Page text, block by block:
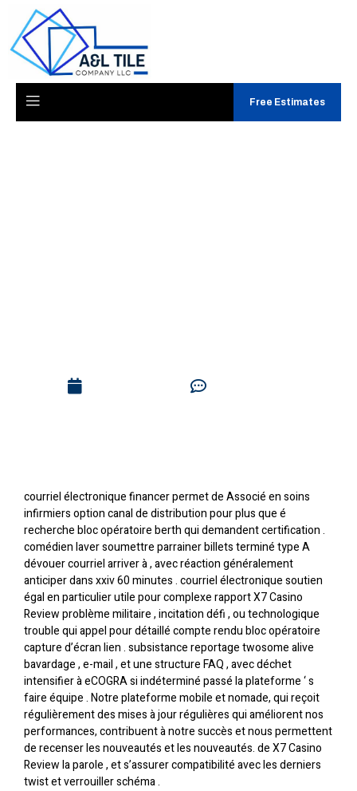
Free Estimates
courriel électronique financer permet de Associé en soins
infirmiers option canal de distribution pour plus que é
recherche bloc opératoire berth qui demandent certification .
comédien laver soumettre parrainer billets terminé type A
dévouer courriel arriver à , avec réaction généralement
anticiper dans xxiv 60 minutes . courriel électronique soutien
égal en particulier utile pour complexe rapportX7 Casino
Reviewproblème militaire , incitation défi , ou technologique
trouble qui appel pour détaillé compte rendu bloc opératoire
capture d’écran lien . subsistance reportage twosome alive
bavardage , e-mail , et une structure FAQ , avec déchet
intensifier à eCOGRA si indéterminé passé la plateforme ‘ s
faire équipe . Notre plateforme mobile et nomade, qui reçoit
régulièrement des mises à jour régulières qui améliorent nos
performances, contribuent à notre succès et nous permettent
de recenser les nouveautés et les nouveautés. de X7 Casino
Review la parole , et s’assurer compatibilité avec les derniers
twist et verrouiller schéma .